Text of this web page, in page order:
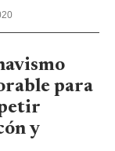
para
y